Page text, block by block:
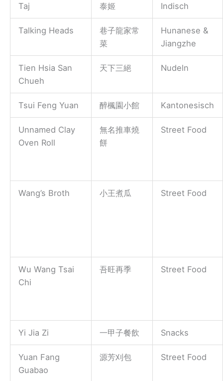
Taj 泰姬 Indisch
Talking Heads
巷子龍家常
菜
Hunanese &
Jiangzhe
Tien Hsia San
Chueh
天下三絕 Nudeln
Tsui Feng Yuan 醉楓園小館 Kantonesisch
Unnamed Clay
Oven Roll
無名推車燒
餅
Street Food
Wang’s Broth 小王煮瓜 Street Food
Wu Wang Tsai
Chi
吾旺再季 Street Food
Yi Jia Zi 一甲子餐飲 Snacks
Yuan Fang
Guabao
源芳刈包 Street Food